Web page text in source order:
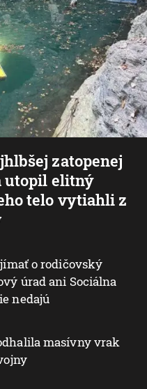
zatopenej
utopil elitný
telo vytiahli z
o rodičovský
úrad ani Sociálna
nedajú
masívny vrak